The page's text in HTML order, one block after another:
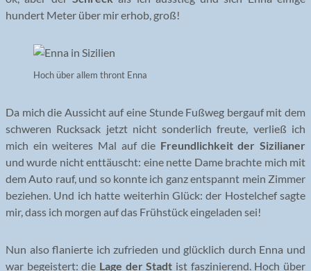
hundert Meter über mir erhob, groß!
Hoch über allem thront Enna
Da mich die Aussicht auf eine Stunde Fußweg bergauf mit dem
schweren Rucksack jetzt nicht sonderlich freute, verließ ich
mich ein weiteres Mal auf die Freundlichkeit der Sizilianer
und wurde nicht enttäuscht: eine nette Dame brachte mich mit
dem Auto rauf, und so konnte ich ganz entspannt mein Zimmer
beziehen. Und ich hatte weiterhin Glück: der Hostelchef sagte
mir, dass ich morgen auf das Frühstück eingeladen sei!
Nun also flanierte ich zufrieden und glücklich durch Enna und
war begeistert: die Lage der Stadt ist faszinierend. Hoch über